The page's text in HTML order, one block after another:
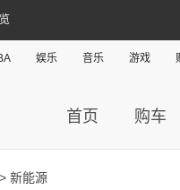
娱乐 音乐 游戏
首页 购车
> 新能源